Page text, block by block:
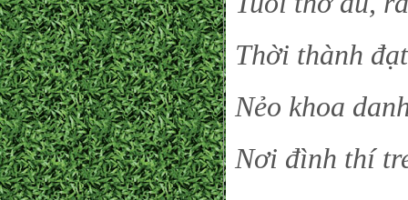
Thời thành
Nẻo khoa
Nơi đình thí